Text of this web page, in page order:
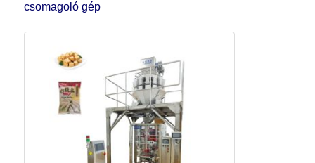
csomagoló gép